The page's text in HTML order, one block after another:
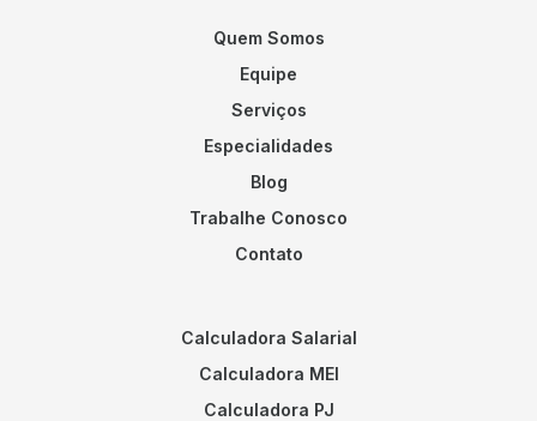
Quem Somos
Equipe
Serviços
Especialidades
Blog
Trabalhe Conosco
Contato
Calculadora Salarial
Calculadora MEI
Calculadora PJ